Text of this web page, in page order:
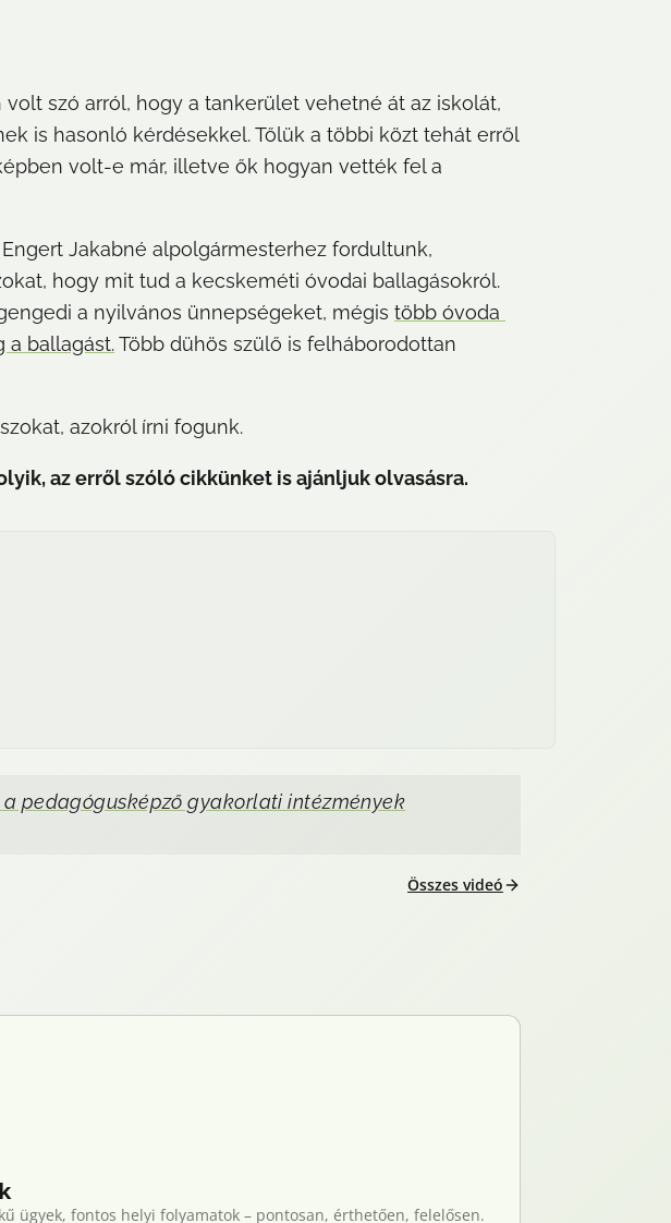
szó arról, hogy a tankerület vehetné át az iskolát,
is hasonló kérdésekkel. Tőlük a többi közt tehát erről
volt-e már, illetve ők hogyan vették fel a
Jakabné alpolgármesterhez fordultunk,
hogy mit tud a kecskeméti óvodai ballagásokról.
a nyilvános ünnepségeket, mégis több óvoda
a ballagást. Több dühös szülő is felháborodottan
azokról írni fogunk.
az erről szóló cikkünket is ajánljuk olvasásra.
pedagógusképző gyakorlati intézmények
Összes videó
ügyek, fontos helyi folyamatok – pontosan, érthetően, felelősen.